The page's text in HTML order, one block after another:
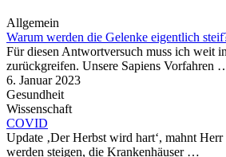
Allgemein
Warum werden die Gelenke eigentlich
Für diesen Antwortversuch muss ich weit
zurückgreifen. Unsere Sapiens Vorfahren
6. Januar 2023
Gesundheit
Wissenschaft
COVID
Update ‚Der Herbst wird hart‘, mahnt
werden steigen, die Krankenhäuser …